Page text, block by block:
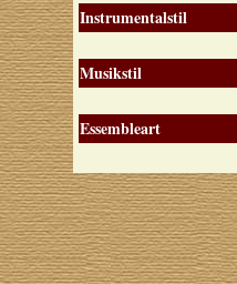
Instrumentalstil
Musikstil
Essembleart